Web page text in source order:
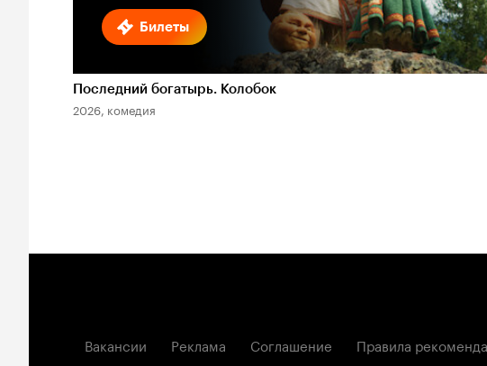
Билеты
Последний богатырь. Колобок
2026, комедия
Вакансии Реклама Соглашение Правила